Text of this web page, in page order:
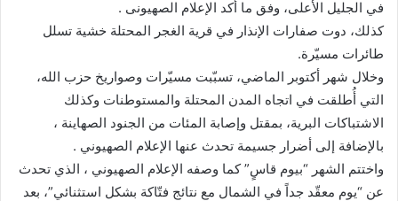
في الجليل الأعلى، وفق ما أكد الإعلام الصهيونى .
كذلك، دوت صفارات الإنذار في قرية الغجر المحتلة خشية تسلل
طائرات مسيّرة.
وخلال شهر أكتوبر الماضي، تسبّبت مسيّرات وصواريخ حزب الله،
التي أُطلقت في اتجاه المدن المحتلة والمستوطنات وكذلك
الاشتباكات البرية، بمقتل وإصابة المئات من الجنود الصهاينة ،
بالإضافة إلى أضرار جسيمة تحدث عنها الإعلام الصهيوني .
واختتم الشهر “بيوم قاسٍ” كما وصفه الإعلام الصهيوني ، الذي تحدث
عن “يوم معقّد جداً في الشمال مع نتائج فتّاكة بشكل استثنائي”، بعد